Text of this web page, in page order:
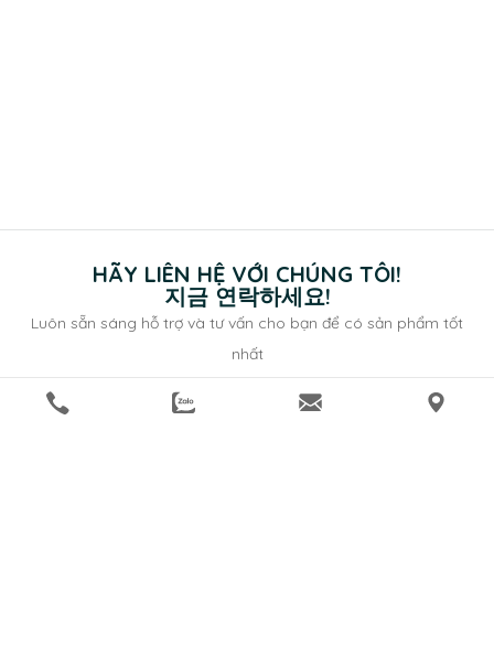
HÃY LIÊN HỆ VỚI CHÚNG TÔI!
지금 연락하세요!
Luôn sẵn sáng hỗ trợ và tư vấn cho bạn để có sản phẩm tốt
nhất